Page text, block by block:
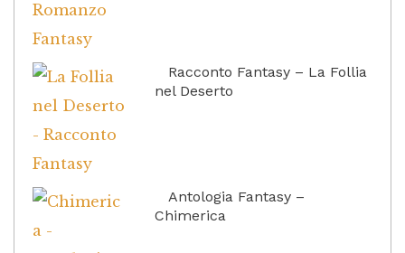
Racconto Fantasy – La Follia
nel Deserto
Antologia Fantasy –
Chimerica